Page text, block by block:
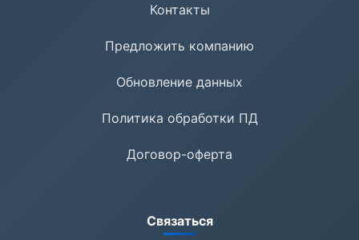
Контакты
Предложить компанию
Обновление данных
Политика обработки ПД
Договор-оферта
Связаться